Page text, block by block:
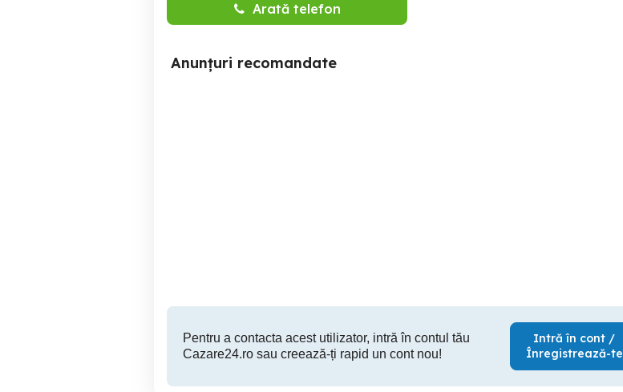
Arată telefon
Anunțuri recomandate
Pentru a contacta acest utilizator, intră în contul tău
Cazare24.ro sau creează-ți rapid un cont nou!
Intră în cont /
Înregistrează-te